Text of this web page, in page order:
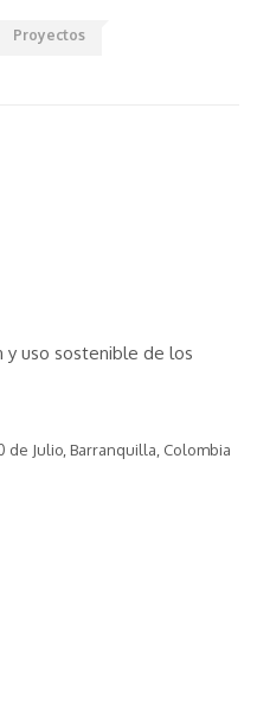
Proyectos
y uso sostenible de los
de Julio, Barranquilla, Colombia